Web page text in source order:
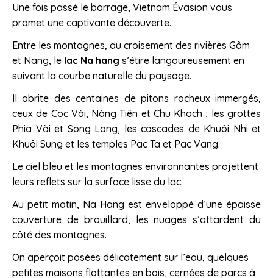
Une fois passé le barrage, Vietnam Évasion vous
promet une captivante découverte.
Entre les montagnes, au croisement des rivières Gâm
et Nang, le lac Na hang s’étire langoureusement en
suivant la courbe naturelle du paysage.
Il abrite des centaines de pitons rocheux immergés,
ceux de Coc Vài, Nàng Tiên et Chu Khach ; les grottes
Phia Vài et Song Long, les cascades de Khuôi Nhi et
Khuôi Sung et les temples Pac Ta et Pac Vang.
Le ciel bleu et les montagnes environnantes projettent
leurs reflets sur la surface lisse du lac.
Au petit matin, Na Hang est enveloppé d’une épaisse
couverture de brouillard, les nuages s’attardent du
côté des montagnes.
On aperçoit posées délicatement sur l’eau, quelques
petites maisons flottantes en bois, cernées de parcs à